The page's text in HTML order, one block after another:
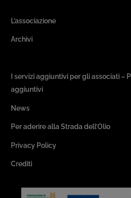
L’associazione
Archivi
I servizi aggiuntivi per gli associati –
aggiuntivi
News
Per aderire alla Strada dell’Olio
Privacy Policy
Crediti